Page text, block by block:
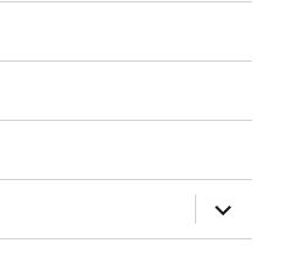
öffnen